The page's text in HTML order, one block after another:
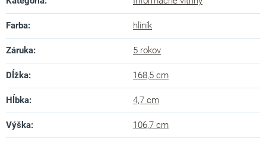
Farba: hliník
Záruka: 5 rokov
Dĺžka: 168,5 cm
Hĺbka: 4,7 cm
Výška: 106,7 cm